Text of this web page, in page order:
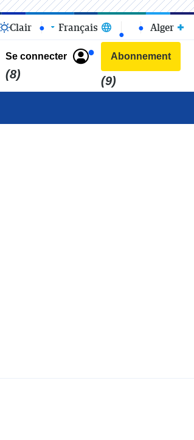
Se connecter
(8)
Abonnement
(9)
Clair Français Alger